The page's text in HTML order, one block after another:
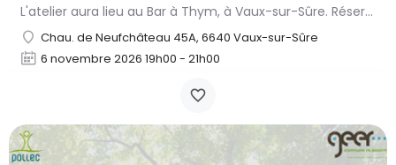
L'atelier aura lieu au Bar à Thym, à Vaux-sur-Sûre. Réservation :
Chau. de Neufchâteau 45A, 6640 Vaux-sur-Sûre
6 novembre 2026 19h00 - 21h00